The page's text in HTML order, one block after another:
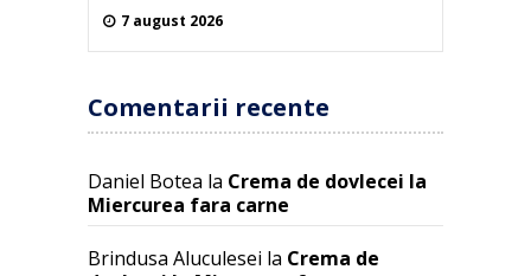
7 august 2026
Comentarii recente
Daniel Botea la Crema de dovlecei la
Miercurea fara carne
Brindusa Aluculesei la Crema de